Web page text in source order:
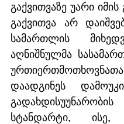
გაქვითვაზე უარი
გაქვითვა არ
სამართლის
აღნიშნულმა
დაადგინეს
სტანდარტი,